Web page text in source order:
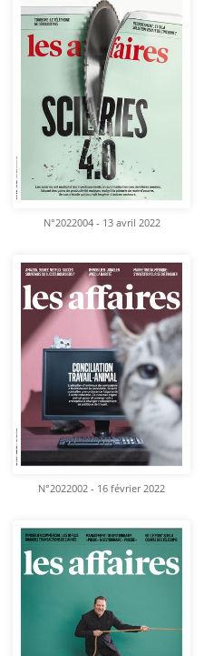
N°2022004 - 13 avril 2022
N°2022002 - 16 février 2022